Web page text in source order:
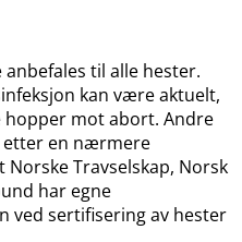
til alle hester.
kan være aktuelt,
mot abort. Andre
etter en nærmere
Travselskap, Norsk
har egne
ved sertifisering av hester